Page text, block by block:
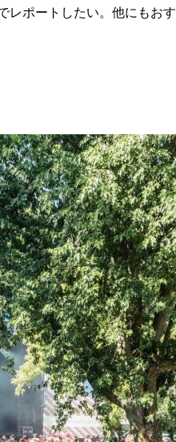
レポートしたい。他にもお